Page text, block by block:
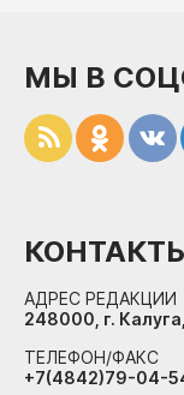
МЫ В
АДРЕС РЕДАКЦИИ
248000, г.
ТЕЛЕФОН/ФАКС
+7(4842)79-04-